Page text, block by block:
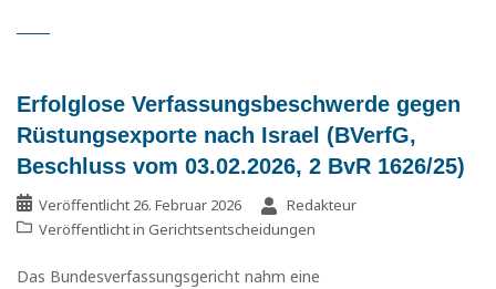
Erfolglose Verfassungsbeschwerde gegen
Rüstungsexporte nach Israel (BVerfG,
Beschluss vom 03.02.2026, 2 BvR 1626/25)
Veröffentlicht 26. Februar 2026
Redakteur
Veröffentlicht in Gerichtsentscheidungen
Das Bundesverfassungsgericht nahm eine